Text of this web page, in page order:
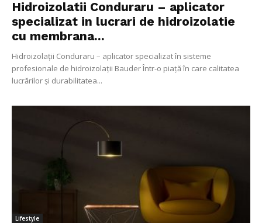
Hidroizolatii Conduraru – aplicator
specializat in lucrari de hidroizolatie
cu membrana...
Hidroizolații Conduraru – aplicator specializat în sisteme
profesionale de hidroizolații Bauder Într-o piață în care calitatea
lucrărilor și durabilitatea...
Lifestyle